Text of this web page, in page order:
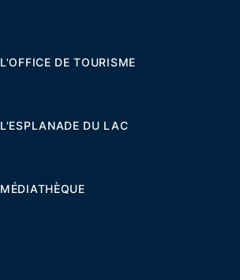
L'OFFICE DE TOURISME
L'ESPLANADE DU LAC
MÉDIATHÈQUE